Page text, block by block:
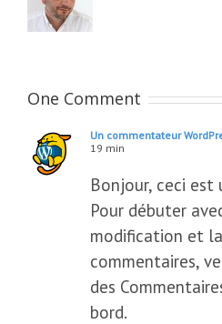
One Comment
Un commentateur
19 min
Bonjour, ceci est
Pour débuter
modification et
commentaires,
des
bord.